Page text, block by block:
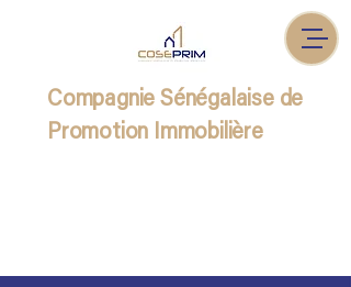
Compagnie Sénégalaise de
Promotion Immobilière